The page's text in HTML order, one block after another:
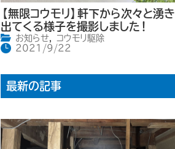
【無限コウモリ】軒下から次々と湧き
出てくる様子を撮影しました！
お知らせ,
コウモリ駆除
2021/9/22
最新の記事